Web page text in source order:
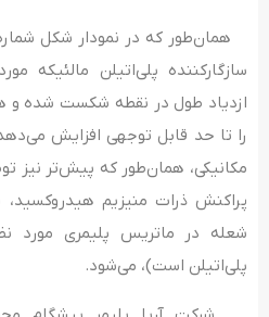
سازگارکننده پلی‌اتیلن مالئیکه
ازدیاد طول در نقطه شکست شده و
را تا حد قابل توجهی افزایش
مکانیکی، همان‌طور که پیش‌تر نیز
پراکنش ذرات منیزیم هیدروکسید،
شعله در ماتریس پلیمری مورد
پلی‌اتیلن است)، می‌شود.